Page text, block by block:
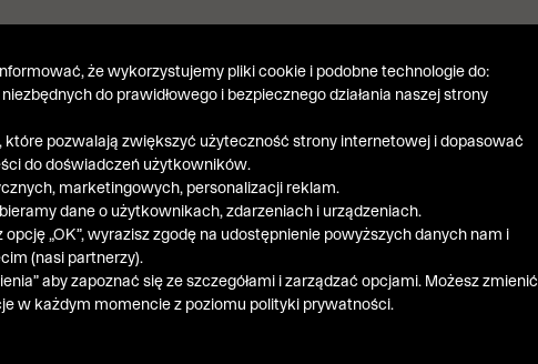
że wykorzystujemy pliki cookie i podobne technologie do:
niezbędnych do prawidłowego i bezpiecznego działania naszej strony
które pozwalają zwiększyć użyteczność strony internetowej i dopasować
do doświadczeń użytkowników.
marketingowych, personalizacji reklam.
dane o użytkownikach, zdarzeniach i urządzeniach.
„OK”, wyrazisz zgodę na udostępnienie powyższych danych nam i
(nasi partnerzy).
aby zapoznać się ze szczegółami i zarządzać opcjami. Możesz zmienić
w każdym momencie z poziomu polityki prywatności.